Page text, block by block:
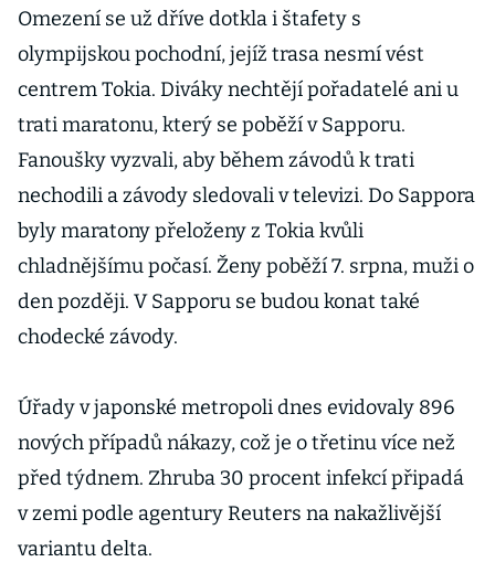
stálo stovky
miliard
Omezení se už dříve dotkla i štafety s
olympijskou pochodní, jejíž trasa nesmí vést
centrem Tokia. Diváky nechtějí pořadatelé ani u
trati maratonu, který se poběží v Sapporu.
Fanoušky vyzvali, aby během závodů k trati
nechodili a závody sledovali v televizi. Do Sappora
byly maratony přeloženy z Tokia kvůli
chladnějšímu počasí. Ženy poběží 7. srpna, muži o
den později. V Sapporu se budou konat také
chodecké závody.
Úřady v japonské metropoli dnes evidovaly 896
nových případů nákazy, což je o třetinu více než
před týdnem. Zhruba 30 procent infekcí připadá
v zemi podle agentury Reuters na nakažlivější
variantu delta.